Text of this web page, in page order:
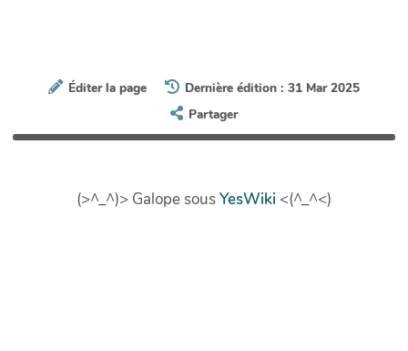
Éditer la page
Dernière édition : 31 Mar 2025
Partager
(>^_^)> Galope sousYesWiki <(^_^<)